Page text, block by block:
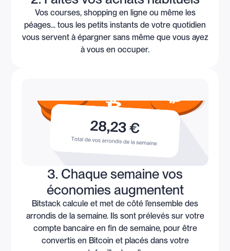
Vos courses, shopping en ligne ou même les
péages... tous les petits instants de votre quotidien
vous servent à épargner sans même que vous ayez
à vous en occuper.
3. Chaque semaine vos
économies augmentent
Bitstack calcule et met de côté l’ensemble des
arrondis de la semaine. Ils sont prélevés sur votre
compte bancaire en fin de semaine, pour être
convertis en Bitcoin et placés dans votre